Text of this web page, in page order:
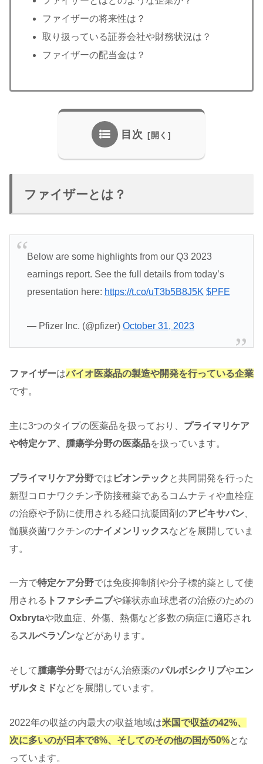
ファイザーの将来性は？
取り扱っている証券会社や財務状況は？
ファイザーの配当金は？
目次
ファイザーとは？
Below are some highlights from our Q3 2023
earnings report. See the full details from today’s
presentation here: https://t.co/uT3b5B8J5K $PFE
— Pfizer Inc. (@pfizer) October 31, 2023
ファイザーはバイオ医薬品の製造や開発を行っている企業
です。
主に3つのタイプの医薬品を扱っており、 プライマリケア
や特定ケア、腫瘍学分野の医薬品を扱っています。
プライマリケア分野では ビオンテック と共同開発を行った
新型コロナワクチン予防接種薬であるコムナティや血栓症
の治療や予防に使用される経口抗凝固剤のアピキサバン
髄膜炎菌ワクチンのナイメンリックスなどを展開していま
す。
一方で特定ケア分野では免疫抑制剤や分子標的薬として使
用される トファシチニブや鎌状赤血球患者の治療のための
Oxbrytaや敗血症、外傷、熱傷など多数の病症に適応され
るスルペラゾンなどがあります。
そして腫瘍学分野ではがん治療薬のパルボシクリブやエン
ザルタミドなどを展開しています。
2022年の収益の内最大の収益地域は米国で収益の42%、
次に多いのが日本で8%、そしてのその他の国が50%とな
っています。